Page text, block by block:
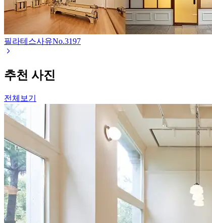
필라테스사유No.3197
추천 사진
전체보기